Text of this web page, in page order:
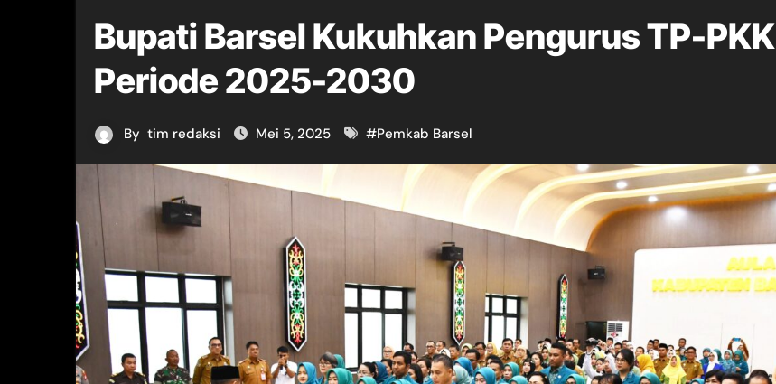
Bupati Barsel Kukuhkan Pengurus TP-PKK
Periode 2025-2030
By tim redaksi Mei 5, 2025 #Pemkab Barsel